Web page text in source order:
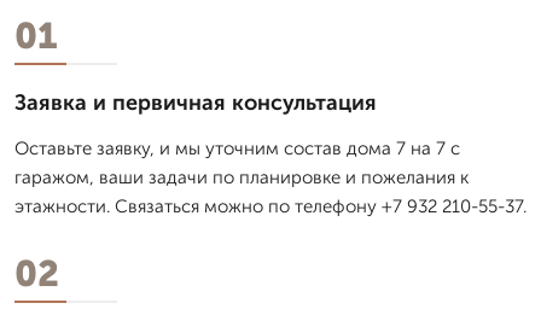
01
Заявка и первичная консультация
Оставьте заявку, и мы уточним состав дома 7 на 7 с
гаражом, ваши задачи по планировке и пожелания к
этажности. Связаться можно по телефону +7 932 210-55-37.
02